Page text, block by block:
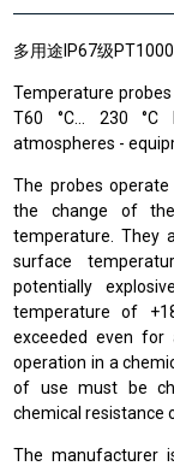
多用途IP67级
Temperature probes
T60 °C… 230 °C
atmospheres -
The probes
the change of
temperature. They
surface
potentially
temperature of
exceeded even
operation in a
of use must be
chemical resistance
The manufacturer